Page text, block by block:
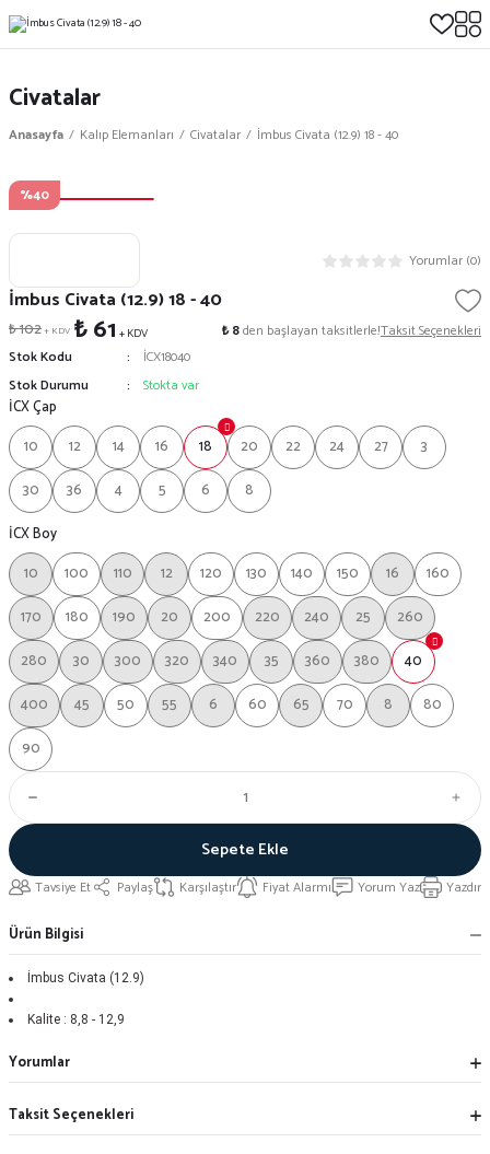
Civatalar
Anasayfa Kalıp Elemanları Civatalar İmbus Civata (12.9) 18 - 40
%40
Yorumlar (0)
İmbus Civata (12.9) 18 - 40
₺ 102+ KDV ₺ 61 + KDV ₺ 8den başlayan taksitlerle!Taksit Seçenekleri
Stok Kodu
İCX18040
Stok Durumu
Stokta var
İCX Çap
10
12 14 16 18 20 22 24 27
3
30
36 4 5 6
8
İCX Boy
10
100 110 12 120 130 140 150 16
160
170
180 190 20 200 220 240 25
260
280
30 300 320 340 35 360 380
40
400
45 50 55 6 60 65 70 8
80
90
Sepete Ekle
Tavsiye Et Paylaş Karşılaştır Fiyat Alarmı Yorum Yaz Yazdır
Ürün Bilgisi
İmbus Civata (12.9)
Kalite : 8,8 - 12,9
Yorumlar
Taksit Seçenekleri